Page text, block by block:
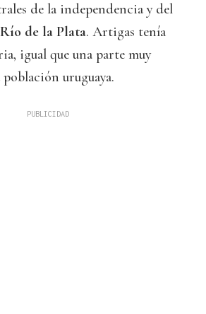
de la independencia y del
Río de la Plata. Artigas tenía
igual que una parte muy
uruguaya.